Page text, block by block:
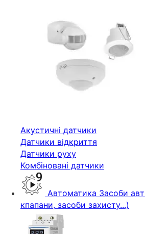
Акустичні датчики
Датчики відкриття
Датчики руху
Комбіновані датчики
Автоматика Засоби
кпапани, засоби захисту...)